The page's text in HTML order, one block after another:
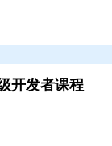
开发者课程